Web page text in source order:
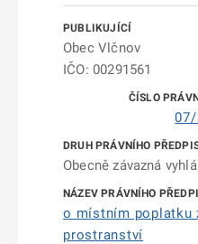
Obec Vlčnov
IČO: 00291561
Obecně závazná
o místním poplatku
prostranství